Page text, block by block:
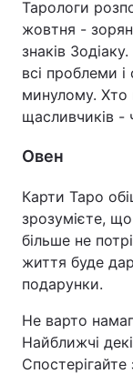
Тарологи
жовтня -
знаків
всі проблеми
минулому. Хто
щасливчиків -
Овен
Карти Таро
зрозумієте,
більше не
життя буде
подарунки.
Не варто
Найближчі